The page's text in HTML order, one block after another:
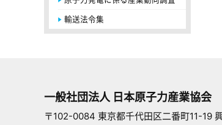
輸送法令集
一般社団法人 日本原子力産業協会
〒102-0084 東京都千代田区二番町11-19